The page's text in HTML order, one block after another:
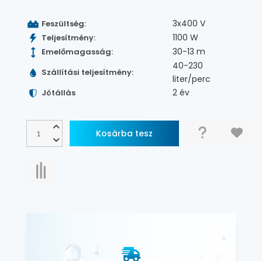
Feszültség: 3x400 V
Teljesítmény: 1100 W
Emelőmagasság: 30-13 m
Szállítási teljesítmény:
40-230
liter/perc
Jótállás 2 év